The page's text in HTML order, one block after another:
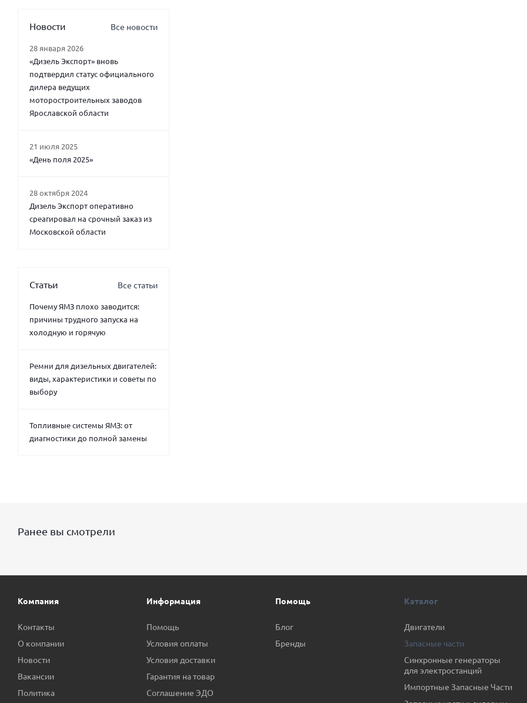
Новости Все новости
28 января 2026
«Дизель Экспорт» вновь
подтвердил статус официального
дилера ведущих
моторостроительных заводов
Ярославской области
21 июля 2025
«День поля 2025»
28 октября 2024
Дизель Экспорт оперативно
среагировал на срочный заказ из
Московской области
Статьи Все статьи
Почему ЯМЗ плохо заводится:
причины трудного запуска на
холодную и горячую
Ремни для дизельных двигателей:
виды, характеристики и советы по
выбору
Топливные системы ЯМЗ: от
диагностики до полной замены
Ранее вы смотрели
Компания
Контакты
О компании
Новости
Вакансии
Политика
Информация
Помощь
Условия оплаты
Условия доставки
Гарантия на товар
Соглашение ЭДО
Помощь
Блог
Бренды
Каталог
Двигатели
Запасные части
Синхронные генераторы
для электростанций
Импортные Запасные Части